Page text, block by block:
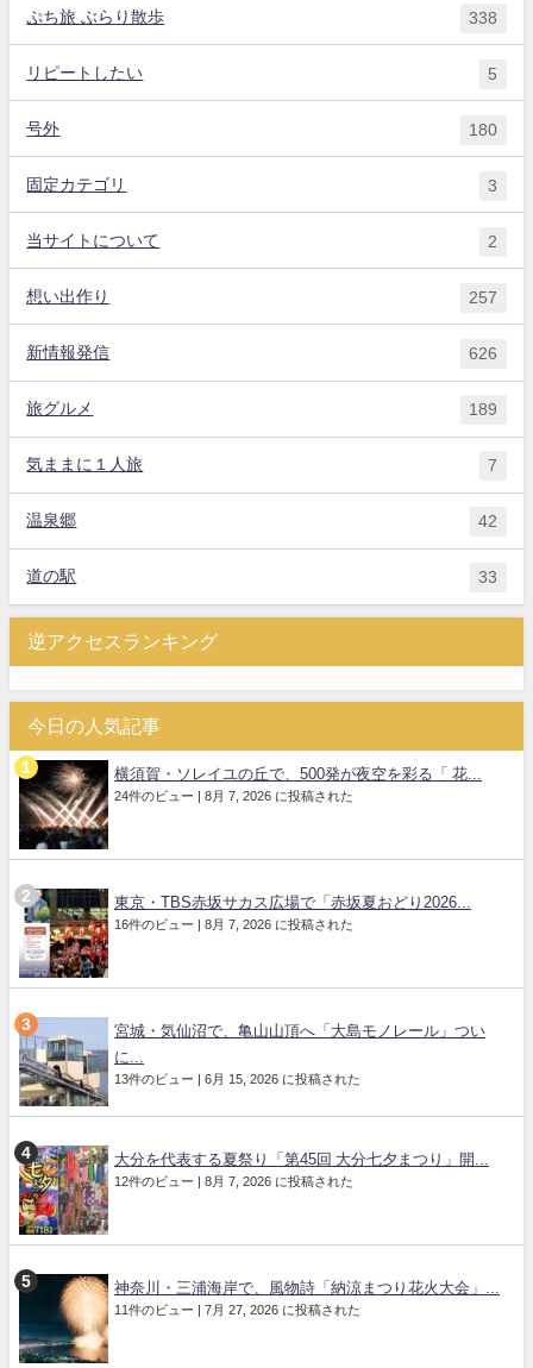
ぷち旅 ぶらり散歩 338
リピートしたい 5
号外 180
固定カテゴリ 3
当サイトについて 2
想い出作り 257
新情報発信 626
旅グルメ 189
気ままに１人旅 7
温泉郷 42
道の駅 33
逆アクセスランキング
今日の人気記事
横須賀・ソレイユの丘で、500発が夜空を彩る「 花...
24件のビュー | 8月 7, 2026 に投稿された
東京・TBS赤坂サカス広場で「赤坂夏おどり2026...
16件のビュー | 8月 7, 2026 に投稿された
宮城・気仙沼で、亀山山頂へ「大島モノレール」つい
に...
13件のビュー | 6月 15, 2026 に投稿された
大分を代表する夏祭り「第45回 大分七夕まつり」開...
12件のビュー | 8月 7, 2026 に投稿された
神奈川・三浦海岸で、風物詩「納涼まつり花火大会」...
11件のビュー | 7月 27, 2026 に投稿された